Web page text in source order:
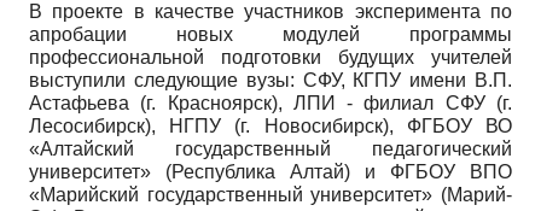
В проекте в качестве участников эксперимента по
апробации новых модулей программы
профессиональной подготовки будущих учителей
выступили следующие вузы: СФУ, КГПУ имени В.П.
Астафьева (г. Красноярск), ЛПИ - филиал СФУ (г.
Лесосибирск), НГПУ (г. Новосибирск), ФГБОУ ВО
«Алтайский государственный педагогический
университет» (Республика Алтай) и ФГБОУ ВПО
«Марийский государственный университет» (Марий-